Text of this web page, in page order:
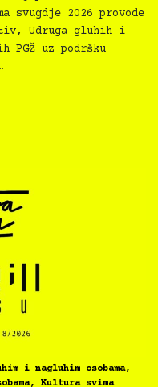
svugdje 2026 provode
Udruga gluhih i
PGŽ uz podršku
i nagluhim osobama,
, Kultura svima